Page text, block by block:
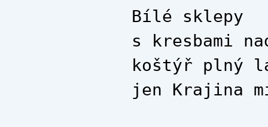
Bílé sklepy
s kresbami
koštýř plný
jen Krajina